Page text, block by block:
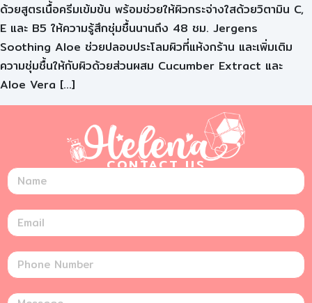
ด้วยสูตรเนื้อครีมเข้มข้น พร้อมช่วยให้ผิวกระจ่างใสด้วยวิตามิน C,
E และ B5 ให้ความรู้สึกชุ่มชื้นนานถึง 48 ชม. Jergens
Soothing Aloe ช่วยปลอบประโลมผิวที่แห้งกร้าน และเพิ่มเติม
ความชุ่มชื้นให้กับผิวด้วยส่วนผสม Cucumber Extract และ
Aloe Vera […]
CONTACT US